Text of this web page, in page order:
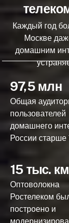
Каждый год
Москве
домашним
97,5 млн
Общая
пользователей
домашнего
России старше
15 тыс. км
Оптоволокна
Ростелеком
построено и